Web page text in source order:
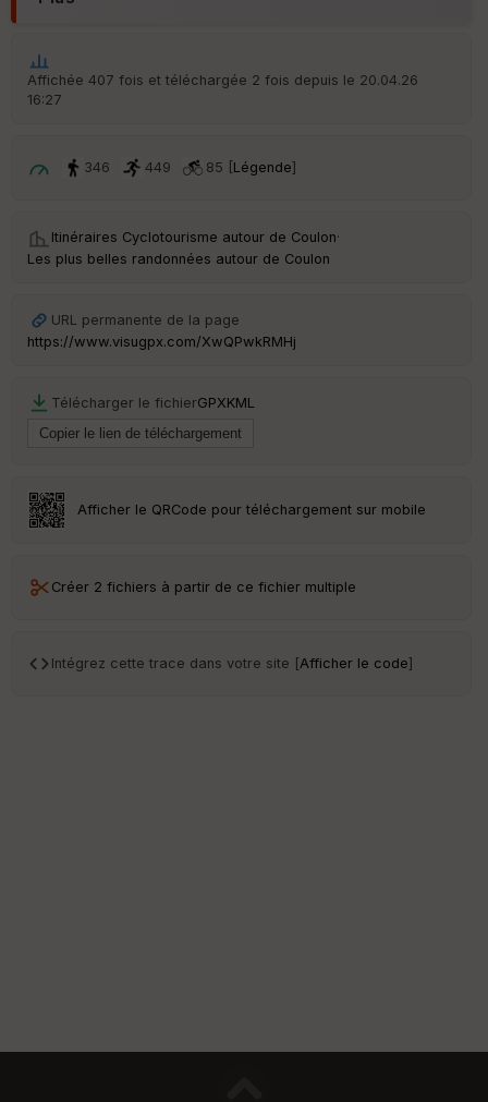
Affichée 407 fois et téléchargée 2 fois depuis le 20.04.26
16:27
346 449 85 [Légende]
Itinéraires Cyclotourisme autour de Coulon·
Les plus belles randonnées autour de Coulon
URL permanente de la page
https://www.visugpx.com/XwQPwkRMHj
Télécharger le fichierGPXKML
Afficher le QRCode pour téléchargement sur mobile
Créer 2 fichiers à partir de ce fichier multiple
Intégrez cette trace dans votre site [Afficher le code]